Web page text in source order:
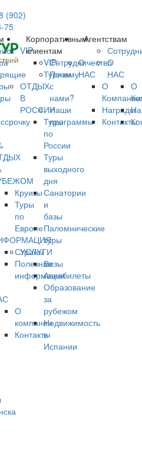
(902)
75
Круизы
Туры
по
Европе
Страны
Полезная
информация
О
компании
Контакты
VIP
VIP-
Туризм
ОТДЫХ
В
РОССИИ
Туры
по
России
Туры
выходного
дня
Санатории
и
базы
Паломнические
туры
УСЛУГИ
Визы
Авиабилеты
Образование
за
рубежом
Недвижимость
в
Испании
Корпоративным
клиентам
Сотрудничество
Почему
с
нами?
Наши
программы
О
НАС
О
Компании
Награды
Контакты
Агентствам
О
НАС
О